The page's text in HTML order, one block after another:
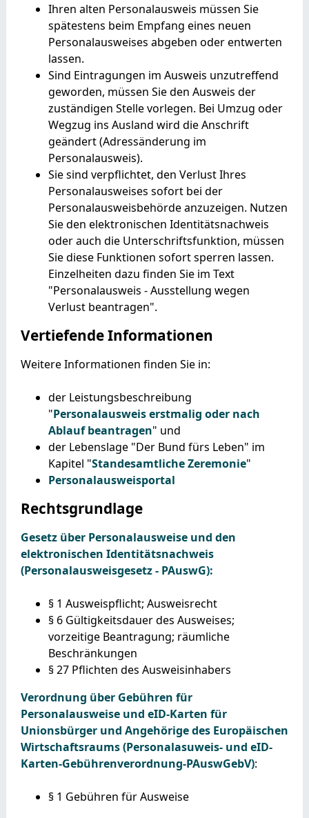
Ihren alten Personalausweis müssen Sie
spätestens beim Empfang eines neuen
Personalausweises abgeben oder entwerten
lassen.
Sind Eintragungen im Ausweis unzutreffend
geworden, müssen Sie den Ausweis der
zuständigen Stelle vorlegen. Bei Umzug oder
Wegzug ins Ausland wird die Anschrift
geändert (Adressänderung im
Personalausweis).
Sie sind verpflichtet, den Verlust Ihres
Personalausweises sofort bei der
Personalausweisbehörde anzuzeigen. Nutzen
Sie den elektronischen Identitätsnachweis
oder auch die Unterschriftsfunktion, müssen
Sie diese Funktionen sofort sperren lassen.
Einzelheiten dazu finden Sie im Text
"Personalausweis - Ausstellung wegen
Verlust beantragen".
Vertiefende Informationen
Weitere Informationen finden Sie in:
der Leistungsbeschreibung
"Personalausweis erstmalig oder nach
Ablauf beantragen" und
der Lebenslage "Der Bund fürs Leben" im
Kapitel "Standesamtliche Zeremonie"
Personalausweisportal
Rechtsgrundlage
Gesetz über Personalausweise und den
elektronischen Identitätsnachweis
(Personalausweisgesetz - PAuswG):
§ 1 Ausweispflicht; Ausweisrecht
§ 6 Gültigkeitsdauer des Ausweises;
vorzeitige Beantragung; räumliche
Beschränkungen
§ 27 Pflichten des Ausweisinhabers
Verordnung über Gebühren für
Personalausweise und eID-Karten für
Unionsbürger und Angehörige des Europäischen
Wirtschaftsraums (Personalasuweis- und eID-
Karten-Gebührenverordnung-PAuswGebV):
§ 1 Gebühren für Ausweise